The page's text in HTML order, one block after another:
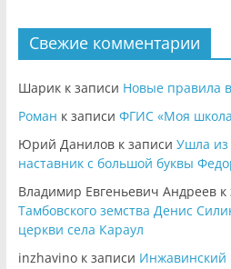
Свежие комментарии
Шарикк записи Новые правила
Роман к записи ФГИС «Моя
Юрий Даниловк записи Ушла из
наставник с большой буквы
Владимир Евгеньевич Андреевк
Тамбовского земства Денис
церкви села Караул
inzhavinoк записи Инжавинский